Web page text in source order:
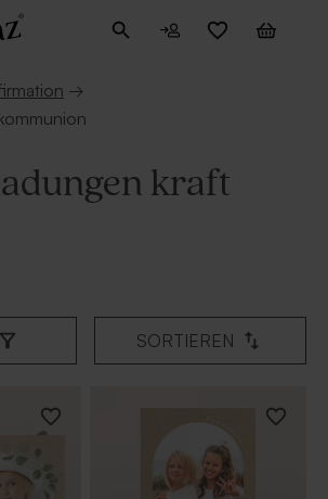
→
kraft
SORTIEREN